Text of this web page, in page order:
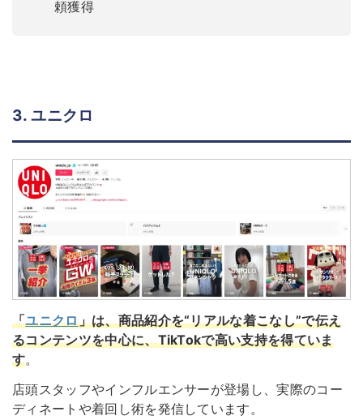
頼獲得
3. ユニクロ
「ユニクロ」は、商品紹介を“リアルな着こなし”で伝え
るコンテンツを中心に、TikTokで高い支持を得ていま
す。
店頭スタッフやインフルエンサーが登場し、実際のコー
ディネートや着回し術を発信しています。